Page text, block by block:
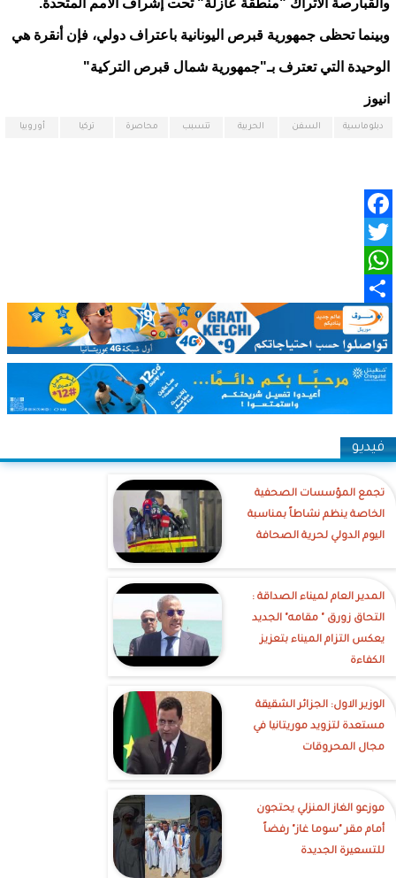
والقبارصة الأتراك "منطقة عازلة" تحت إشراف الأمم المتحدة.
وبينما تحظى جمهورية قبرص اليونانية باعتراف دولي، فإن أنقرة هي
الوحيدة التي تعترف بـ"جمهورية شمال قبرص التركية"
انيوز
دبلوماسية السفن الحربية تتسبب محاصرة تركيا أوروبيا
Facebook
Twitter
WhatsApp
Share
فيديو
تجمع المؤسسات الصحفية
الخاصة ينظم نشاطاً بمناسبة
اليوم الدولي لحرية الصحافة
‎المدير العام لميناء الصداقة :
التحاق زورق " مقامه" الجديد
يعكس التزام الميناء بتعزيز
الكفاءة
الوزير الاول: الجزائر الشقيقة
مستعدة لتزويد موريتانيا في
مجال المحروقات
موزعو الغاز المنزلي يحتجون
أمام مقر "سوما غاز" رفضاً
للتسعيرة الجديدة